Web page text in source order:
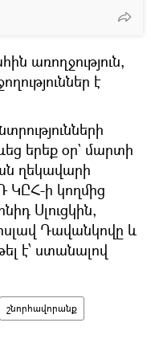
առողջություն,
է
երեք օր` մարտի
ղեկավարի
ԿԸՀ-ի կողմից
Սլուցկին,
Դավանկովը և
է՝ ստանալով
շնորհավորանք